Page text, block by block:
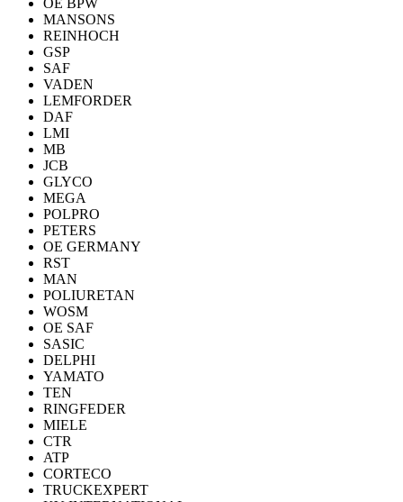
OE BPW
MANSONS
REINHOCH
GSP
SAF
VADEN
LEMFORDER
DAF
LMI
MB
JCB
GLYCO
MEGA
POLPRO
PETERS
OE GERMANY
RST
MAN
POLIURETAN
WOSM
OE SAF
SASIC
DELPHI
YAMATO
TEN
RINGFEDER
MIELE
CTR
ATP
CORTECO
TRUCKEXPERT